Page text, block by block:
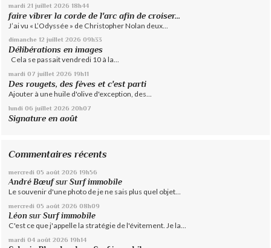
mardi 21 juillet 2026 18h44
faire vibrer la corde de l'arc afin de croiser...
J’ai vu « L’Odyssée » de Christopher Nolan deux...
dimanche 12 juillet 2026 09h33
Délibérations en images
Cela se passait vendredi 10 à la...
mardi 07 juillet 2026 19h11
Des rougets, des fèves et c'est parti
Ajouter à une huile d'olive d'exception, des...
lundi 06 juillet 2026 20h07
Signature en août
Commentaires récents
mercredi 05 août 2026 19h56
André BœufsurSurf immobile
Le souvenir d'une photo de je ne sais plus quel objet...
mercredi 05 août 2026 08h09
Léon surSurf immobile
C'est ce que j'appelle la stratégie de l'évitement. Je la...
mardi 04 août 2026 19h14